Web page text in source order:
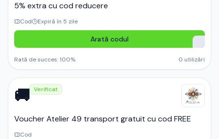
5% extra cu cod reducere
Cod Expiră în 5 zile
Arată codul
Rată de succes:100% 0 utilizări
🚚 Verificat
Voucher Atelier 49 transport gratuit cu cod FREE
Cod